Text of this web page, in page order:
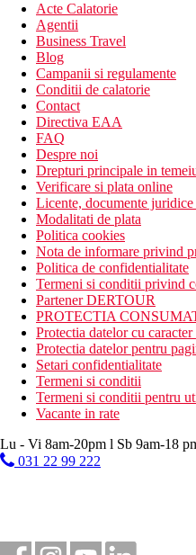
Acte Calatorie
Agentii
Business Travel
Blog
Campanii si regulamente
Conditii de calatorie
Contact
Directiva EAA
FAQ
Despre noi
Drepturi principale in
Verificare si plata online
Licente, documente
Modalitati de plata
Politica cookies
Nota de informare privind
Politica de confidentialitate
Termeni si conditii privind
Partener DERTOUR
PROTECTIA
Protectia datelor cu caracter
Protectia datelor pentru
Setari confidentialitate
Termeni si conditii
Termeni si conditii pentru
Vacante in rate
Lu - Vi 8am-20pm l Sb 9am-18
031 22 99 222